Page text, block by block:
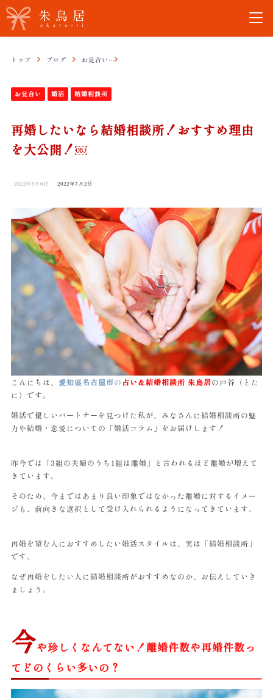
トップ ブログ お見合い
お見合い 婚活 結婚相談所
再婚したいなら結婚相談所！おすすめ理由
を大公開！￼
2022年5月6日 2022年7月2日
こんにちは、 愛知県名古屋市の 占い＆結婚相談所 朱鳥居の戸谷（とた
に）です。
婚活で優しいパートナーを見つけた私が、みなさんに結婚相談所の魅
力や結婚・恋愛についての「婚活コラム」をお届けします！
昨今では「3組の夫婦のうち1組は離婚」と言われるほど離婚が増えて
きています。
そのため、今まではあまり良い印象ではなかった離婚に対するイメー
ジも、前向きな選択として受け入れられるようになってきています。
再婚を望む人におすすめしたい婚活スタイルは、実は「結婚相談所」
です。
なぜ再婚をしたい人に結婚相談所がおすすめなのか、お伝えしていき
ましょう。
今や珍しくなんてない！離婚件数や再婚件数っ
てどのくらい多いの？